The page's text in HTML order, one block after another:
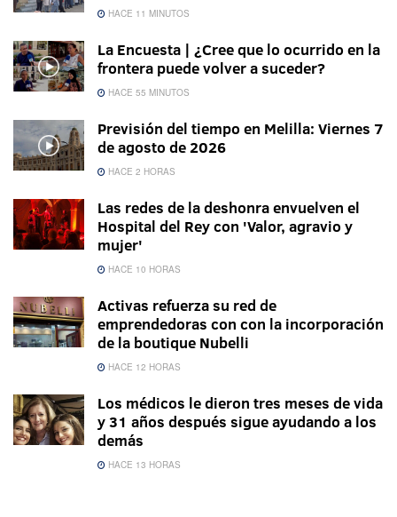
HACE 11 MINUTOS
La Encuesta | ¿Cree que lo ocurrido en la
frontera puede volver a suceder?
HACE 55 MINUTOS
Previsión del tiempo en Melilla: Viernes 7
de agosto de 2026
HACE 2 HORAS
Las redes de la deshonra envuelven el
Hospital del Rey con 'Valor, agravio y
mujer'
HACE 10 HORAS
Activas refuerza su red de
emprendedoras con con la incorporación
de la boutique Nubelli
HACE 12 HORAS
Los médicos le dieron tres meses de vida
y 31 años después sigue ayudando a los
demás
HACE 13 HORAS